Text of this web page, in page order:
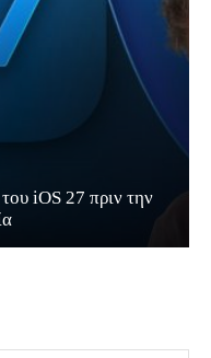
iOS 27 πριν την